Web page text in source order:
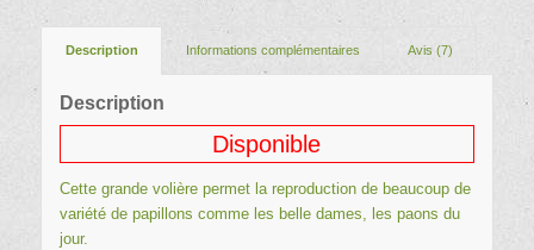
Description Informations complémentaires Avis (7)
Description
Disponible
Cette grande volière permet la reproduction de beaucoup de
variété de papillons comme les belle dames, les paons du
jour.